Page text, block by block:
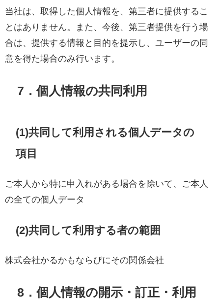
当社は、取得した個人情報を、第三者に提供するこ
とはありません。また、今後、第三者提供を行う場
合は、提供する情報と目的を提示し、ユーザーの同
意を得た場合のみ行います。
7．個人情報の共同利用
(1)共同して利用される個人データの
項目
ご本人から特に申入れがある場合を除いて、ご本人
の全ての個人データ
(2)共同して利用する者の範囲
株式会社かるかもならびにその関係会社
8．個人情報の開示・訂正・利用